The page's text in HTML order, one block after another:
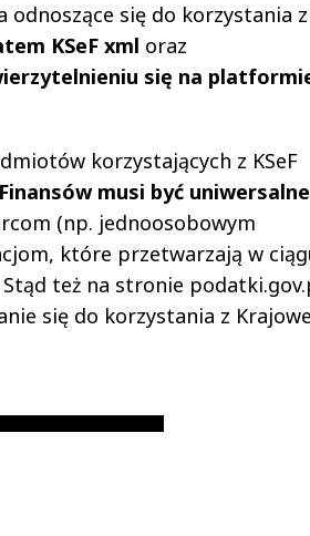
odnoszące się do korzystania z
KSeF xml oraz
się na
korzystających z KSeF
musi być
(np. jednoosobowym
które przetwarzają w
też na stronie
się do korzystania z